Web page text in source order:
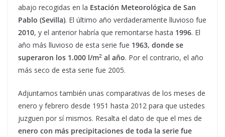
abajo recogidas en la Estación Meteorológica de San
Pablo (Sevilla). El último año verdaderamente lluvioso fue
2010, y el anterior habría que remontarse hasta 1996. El
año más lluvioso de esta serie fue 1963, donde se
superaron los 1.000 l/m2 al año. Por el contrario, el año
más seco de esta serie fue 2005.
Adjuntamos también unas comparativas de los meses de
enero y febrero desde 1951 hasta 2012 para que ustedes
juzguen por sí mismos. Resalta el dato de que el mes de
enero con más precipitaciones de toda la serie fue